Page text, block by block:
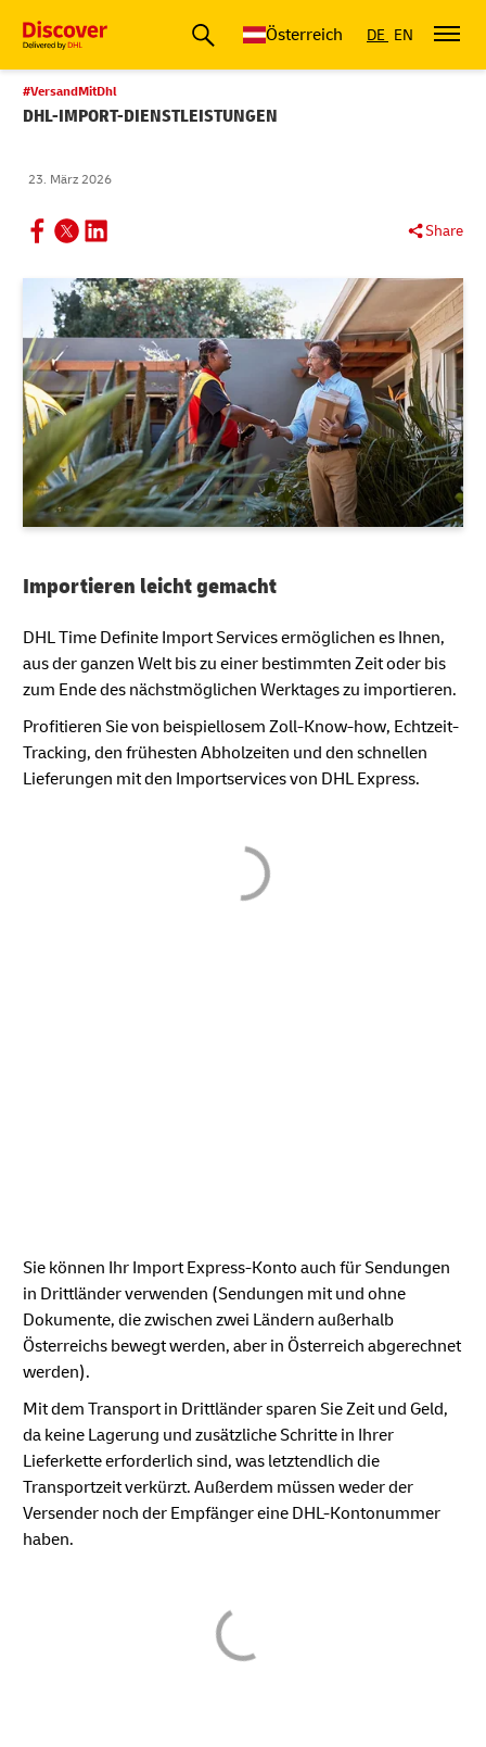
Österreich DE EN
#VersandMitDhl
DHL-IMPORT-DIENSTLEISTUNGEN
23. März 2026
Share
Importieren leicht gemacht
DHL Time Definite Import Services ermöglichen es Ihnen,
aus der ganzen Welt bis zu einer bestimmten Zeit oder bis
zum Ende des nächstmöglichen Werktages zu importieren.
Profitieren Sie von beispiellosem Zoll-Know-how, Echtzeit-
Tracking, den frühesten Abholzeiten und den schnellen
Lieferungen mit den Importservices von DHL Express.
Sie können Ihr Import Express-Konto auch für Sendungen
in Drittländer verwenden (Sendungen mit und ohne
Dokumente, die zwischen zwei Ländern außerhalb
Österreichs bewegt werden, aber in Österreich abgerechnet
werden).
Mit dem Transport in Drittländer sparen Sie Zeit und Geld,
da keine Lagerung und zusätzliche Schritte in Ihrer
Lieferkette erforderlich sind, was letztendlich die
Transportzeit verkürzt. Außerdem müssen weder der
Versender noch der Empfänger eine DHL-Kontonummer
haben.